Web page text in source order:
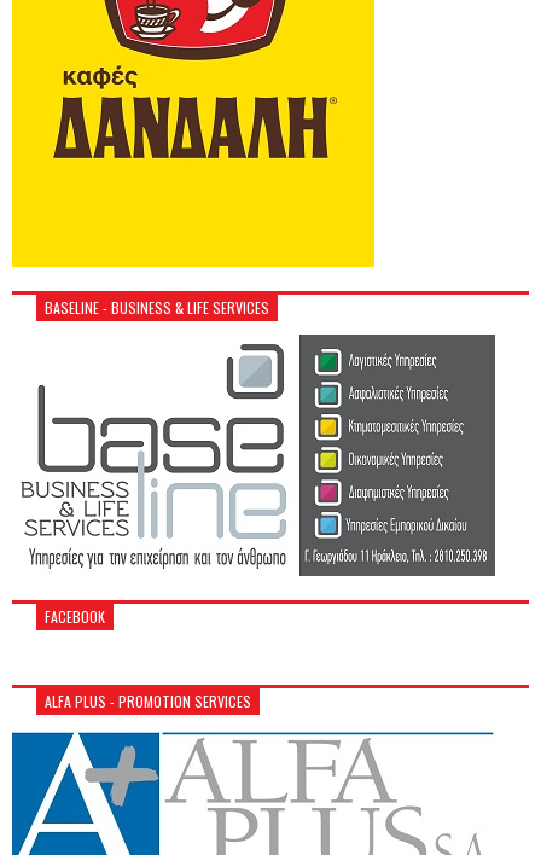
BASELINE - BUSINESS & LIFE SERVICES
FACEBOOK
ALFA PLUS - PROMOTION SERVICES